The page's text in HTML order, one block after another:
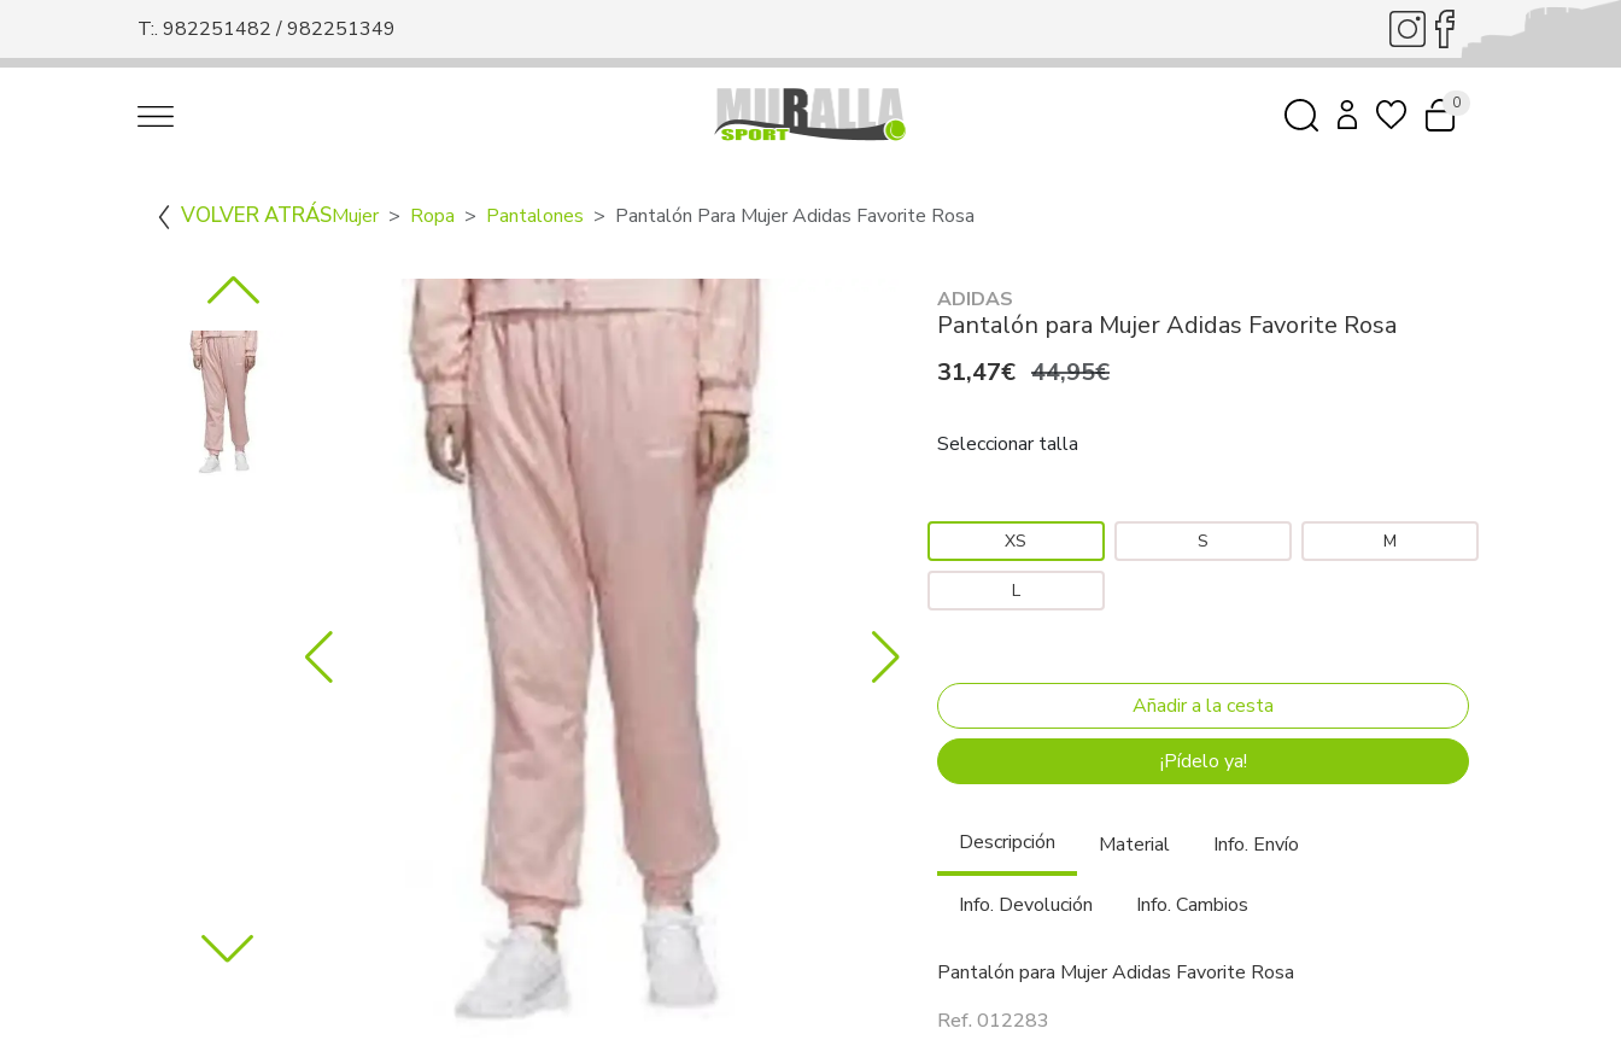
T:. 982251482 / 982251349
0
VOLVER ATRÁSMujer Ropa Pantalones Pantalón Para Mujer Adidas Favorite Rosa
ADIDAS
Pantalón para Mujer Adidas Favorite Rosa
31,47€ 44,95€
Seleccionar talla
XS S M
L
¡Pídelo ya!
Descripción Material Info. Envío
Info. Devolución Info. Cambios
Pantalón para Mujer Adidas Favorite Rosa
Ref. 012283